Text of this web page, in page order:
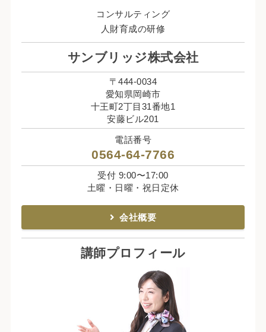
コンサルティング
人財育成の研修
サンブリッジ株式会社
〒444-0034
愛知県岡崎市
十王町2丁目31番地1
安藤ビル201
電話番号
0564-64-7766
受付 9:00〜17:00
土曜・日曜・祝日定休
会社概要
講師プロフィール